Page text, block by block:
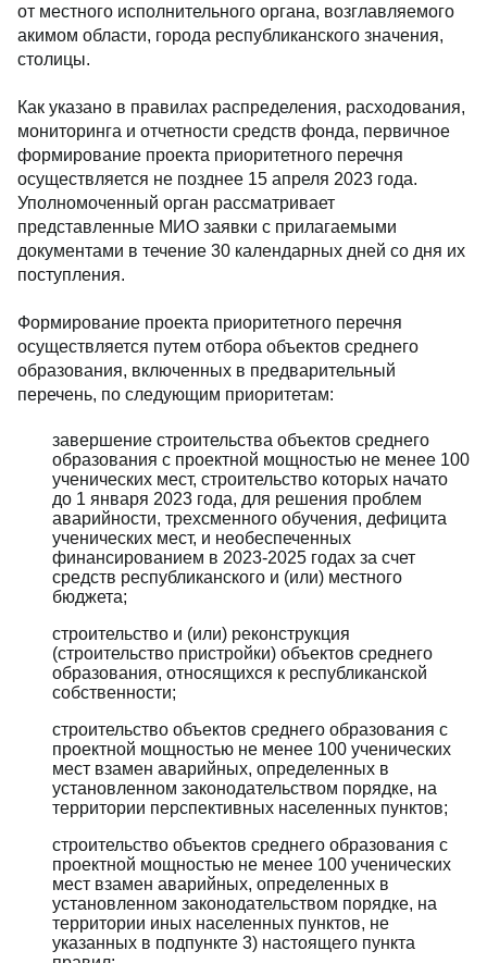
от местного исполнительного органа, возглавляемого
акимом области, города республиканского значения,
столицы.
Как указано в правилах распределения, расходования,
мониторинга и отчетности средств фонда, первичное
формирование проекта приоритетного перечня
осуществляется не позднее 15 апреля 2023 года.
Уполномоченный орган рассматривает
представленные МИО заявки с прилагаемыми
документами в течение 30 календарных дней со дня их
поступления.
Формирование проекта приоритетного перечня
осуществляется путем отбора объектов среднего
образования, включенных в предварительный
перечень, по следующим приоритетам:
завершение строительства объектов среднего
образования с проектной мощностью не менее 100
ученических мест, строительство которых начато
до 1 января 2023 года, для решения проблем
аварийности, трехсменного обучения, дефицита
ученических мест, и необеспеченных
финансированием в 2023-2025 годах за счет
средств республиканского и (или) местного
бюджета;
строительство и (или) реконструкция
(строительство пристройки) объектов среднего
образования, относящихся к республиканской
собственности;
строительство объектов среднего образования с
проектной мощностью не менее 100 ученических
мест взамен аварийных, определенных в
установленном законодательством порядке, на
территории перспективных населенных пунктов;
строительство объектов среднего образования с
проектной мощностью не менее 100 ученических
мест взамен аварийных, определенных в
установленном законодательством порядке, на
территории иных населенных пунктов, не
указанных в подпункте 3) настоящего пункта